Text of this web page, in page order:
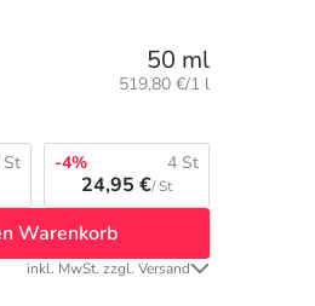
50 ml
Grundpreis:
519,80 €/1 l
St -4% 4 St
24,95 €/ St
Warenkorb
inkl. MwSt. zzgl. Versand